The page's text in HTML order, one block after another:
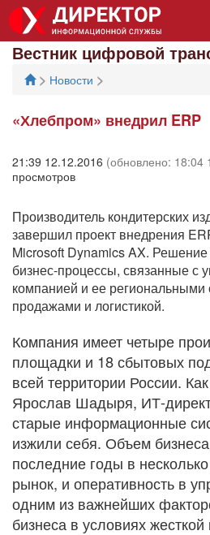
Вестник цифровой
> Новости >
«Хлебпром» внедрил ERP
21:39 12.12.2016 (обновлено: 18:04
просмотров
Производитель кондитерских
завершил проект внедрения
Microsoft Dynamics AX.
бизнес-процессы, связанные с
компанией и ее региональными
продажами и логистикой.
Компания имеет четыре
площадки и 18 сбытовых
всей территории России.
Ярослав Шадыря, ИТ-
старые информационные
изжили себя. Объем
последние годы в
рынок, и оперативность в
одним из важнейших
бизнеса в условиях жесткой